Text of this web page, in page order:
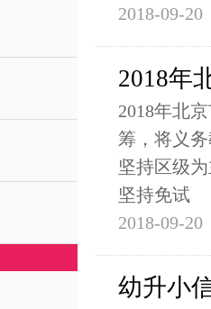
2018-09-20
2018年
2018年北
筹，将义
坚持区级
坚持免试
2018-09-20
幼升小